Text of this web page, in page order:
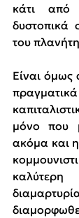
κάτι
δυστοπικά
του
Είναι όμως
μόνο που
ακόμα και η